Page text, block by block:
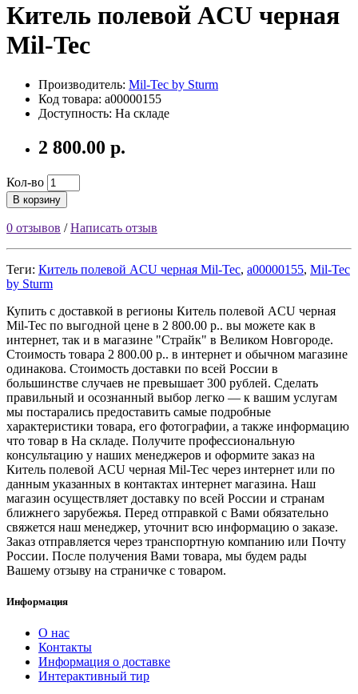
Китель полевой ACU черная
Mil-Tec
Производитель: Mil-Tec by Sturm
Код товара: a00000155
Доступность: На складе
2 800.00 р.
Кол-во
В корзину
0 отзывов /Написать отзыв
Теги: Китель полевой ACU черная Mil-Tec, a00000155, Mil-Tec
by Sturm
Купить с доставкой в регионы Китель полевой ACU черная
Mil-Tec по выгодной цене в 2 800.00 р.. вы можете как в
интернет, так и в магазине "Страйк" в Великом Новгороде.
Стоимость товара 2 800.00 р.. в интернет и обычном магазине
одинакова. Стоимость доставки по всей России в
большинстве случаев не превышает 300 рублей. Сделать
правильный и осознанный выбор легко — к вашим услугам
мы постарались предоставить самые подробные
характеристики товара, его фотографии, а также информацию
что товар в На складе. Получите профессиональную
консультацию у наших менеджеров и оформите заказ на
Китель полевой ACU черная Mil-Tec через интернет или по
данным указанных в контактах интернет магазина. Наш
магазин осуществляет доставку по всей России и странам
ближнего зарубежья. Перед отправкой с Вами обязательно
свяжется наш менеджер, уточнит всю информацию о заказе.
Заказ отправляется через транспортную компанию или Почту
России. После получения Вами товара, мы будем рады
Вашему отзыву на страничке с товаром.
Информация
О нас
Контакты
Информация о доставке
Интерактивный тир